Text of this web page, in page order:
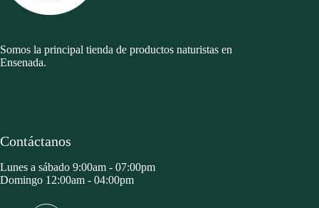
Somos la principal tienda de productos naturistas en
Ensenada.
Contáctanos
Lunes a sábado 9:00am - 07:00pm
Domingo 12:00am - 04:00pm